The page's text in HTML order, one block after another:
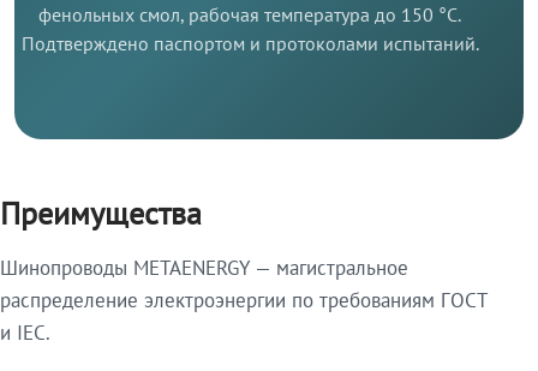
фенольных смол, рабочая температура до 150 °C.
Подтверждено паспортом и протоколами испытаний.
Преимущества
Шинопроводы METAENERGY — магистральное
распределение электроэнергии по требованиям ГОСТ
и IEC.